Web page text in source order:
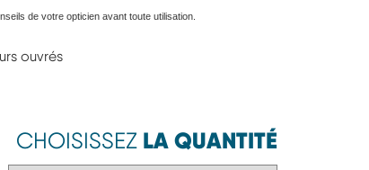
de votre opticien avant toute utilisation.
ouvrés
CHOISISSEZ LA QUANTITÉ